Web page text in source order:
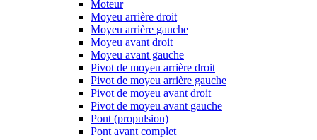
Moteur
Moyeu arrière droit
Moyeu arrière gauche
Moyeu avant droit
Moyeu avant gauche
Pivot de moyeu arrière droit
Pivot de moyeu arrière gauche
Pivot de moyeu avant droit
Pivot de moyeu avant gauche
Pont (propulsion)
Pont avant complet